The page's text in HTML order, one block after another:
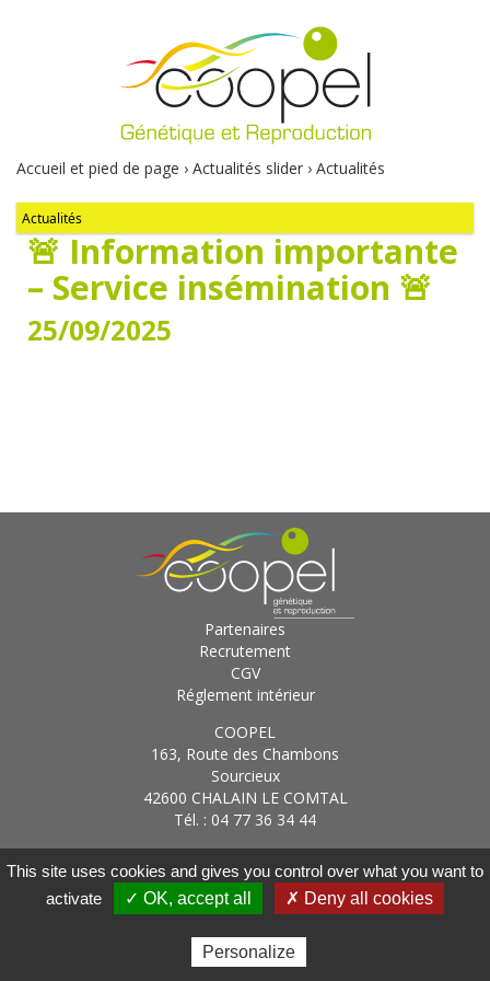
Accueil et pied de page › Actualités slider › Actualités
Actualités
🚨 Information importante
– Service insémination 🚨
25/09/2025
Partenaires
Recrutement
CGV
Réglement intérieur
COOPEL
163, Route des Chambons
Sourcieux
42600 CHALAIN LE COMTAL
Tél. : 04 77 36 34 44
d'utilisation|Réalisé par
Recherche Contact
Ouvrir le
Fermer
This site uses cookies and gives you control over what you want to
activate
✓ OK, accept all ✗ Deny all cookies
Personalize